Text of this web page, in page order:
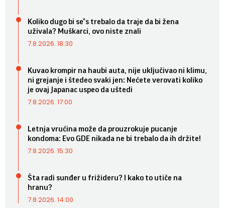
Koliko dugo bi se*s trebalo da traje da bi žena
uživala? Muškarci, ovo niste znali
7.8.2026. 18:30
Kuvao krompir na haubi auta, nije uključivao ni klimu,
ni grejanje i štedeo svaki jen: Nećete verovati koliko
je ovaj Japanac uspeo da uštedi
7.8.2026. 17:00
Letnja vrućina može da prouzrokuje pucanje
kondoma: Evo GDE nikada ne bi trebalo da ih držite!
7.8.2026. 15:30
Šta radi sunđer u frižideru? I kako to utiče na
hranu?
7.8.2026. 14:00